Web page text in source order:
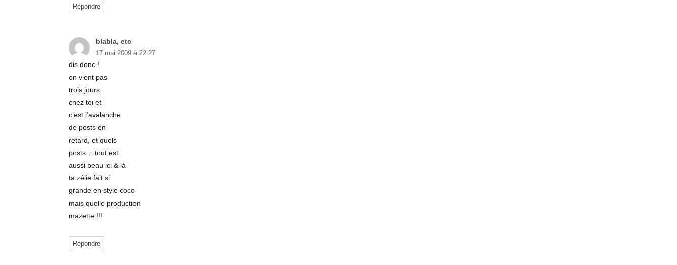
Répondre
blabla, etc
17 mai 2009 à 22:27
dis donc !
on vient pas
trois jours
chez toi et
c’est l’avalanche
de posts en
retard, et quels
posts… tout est
aussi beau ici & là
ta zélie fait si
grande en style coco
mais quelle production
mazette !!!
Répondre